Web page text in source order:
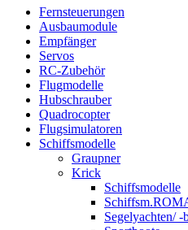
Fernsteuerungen
Ausbaumodule
Empfänger
Servos
RC-Zubehör
Flugmodelle
Hubschrauber
Quadrocopter
Flugsimulatoren
Schiffsmodelle
Graupner
Krick
Schiffsmodelle
Segelyachten/ -